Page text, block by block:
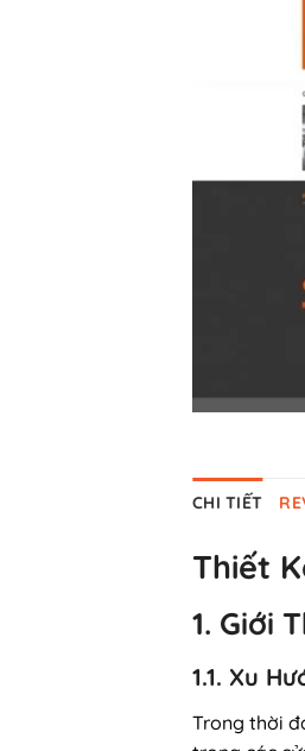
CHI TIẾT
Thiết
1. Giới
1.1. Xu
Trong thời